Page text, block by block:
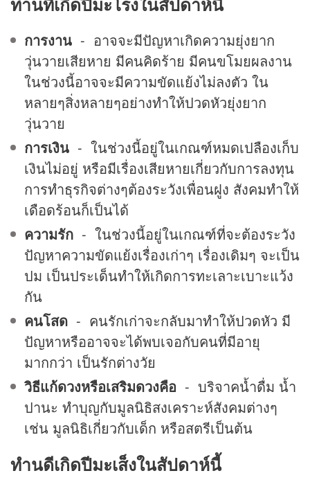
การงาน - อาจจะมีปัญหาเกิดความยุ่งยาก
วุ่นวายเสียหาย มีคนคิดร้าย มีคนขโมยผลงาน
ในช่วงนี้อาจจะมีความขัดแย้งไม่ลงตัว ใน
หลายๆสิ่งหลายๆอย่างทำให้ปวดหัวยุ่งยาก
วุ่นวาย
การเงิน - ในช่วงนี้อยู่ในเกณฑ์หมดเปลืองเก็บ
เงินไม่อยู่ หรือมีเรื่องเสียหายเกี่ยวกับการลงทุน
การทำธุรกิจต่างๆต้องระวังเพื่อนฝูง สังคมทำให้
เดือดร้อนก็เป็นได้
ความรัก - ในช่วงนี้อยู่ในเกณฑ์ที่จะต้องระวัง
ปัญหาความขัดแย้งเรื่องเก่าๆ เรื่องเดิมๆ จะเป็น
ปม เป็นประเด็นทำให้เกิดการทะเลาะเบาะแว้ง
กัน
คนโสด - คนรักเก่าจะกลับมาทำให้ปวดหัว มี
ปัญหาหรืออาจจะได้พบเจอกับคนที่มีอายุ
มากกว่า เป็นรักต่างวัย
วิธีแก้ดวงหรือเสริมดวงคือ - บริจาคน้ำดื่ม น้ำ
ปานะ ทำบุญกับมูลนิธิสงเคราะห์สังคมต่างๆ
เช่น มูลนิธิเกี่ยวกับเด็ก หรือสตรีเป็นต้น
ทำนดีเกิดปีมะเส็งในสัปดาห์นี้